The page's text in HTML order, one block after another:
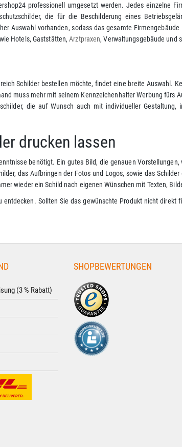
professionell umgesetzt werden. Jedes einzelne
die für die Beschilderung eines
Auswahl vorhanden, sodass das gesamte
Hotels, Gaststätten,Arztpraxen, Verwaltungsgebäude und
Schilder bestellen möchte, findet eine breite Auswahl.
muss mehr mit seinem Kennzeichenhalter Werbung fürs
die auf Wunsch auch mit individueller
drucken lassen
benötigt. Ein gutes Bild, die genauen
das Aufbringen der Fotos und Logos, sowie das
wieder ein Schild nach eigenen Wünschen mit Texten,
Sollten Sie das gewünschte Produkt nicht direkt
(3 % Rabatt)
SHOPBEWERTUNGEN